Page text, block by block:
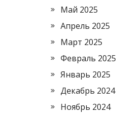
Май 2025
Апрель 2025
Март 2025
Февраль 2025
Январь 2025
Декабрь 2024
Ноябрь 2024